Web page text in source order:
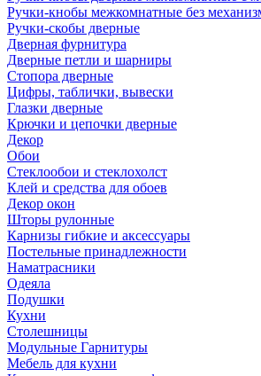
Ручки-кнобы межкомнатные без
Ручки-скобы дверные
Дверная фурнитура
Дверные петли и шарниры
Стопора дверные
Цифры, таблички, вывески
Глазки дверные
Крючки и цепочки дверные
Декор
Обои
Стеклообои и стеклохолст
Клей и средства для обоев
Декор окон
Шторы рулонные
Карнизы гибкие и аксессуары
Постельные принадлежности
Наматрасники
Одеяла
Подушки
Кухни
Столешницы
Модульные Гарнитуры
Мебель для кухни